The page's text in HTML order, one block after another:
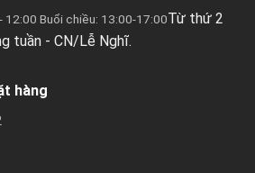
12:00 Buổi chiều: 13:00-17:00Từ thứ 2
tuần - CN/Lễ Nghĩ.
hàng